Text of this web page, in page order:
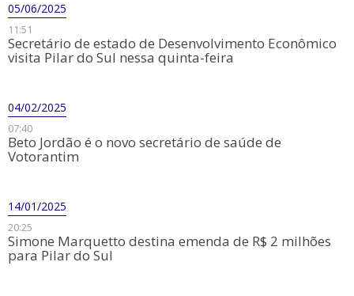
05/06/2025
11:51
Secretário de estado de Desenvolvimento Econômico
visita Pilar do Sul nessa quinta-feira
04/02/2025
07:40
Beto Jordão é o novo secretário de saúde de
Votorantim
14/01/2025
20:25
Simone Marquetto destina emenda de R$ 2 milhões
para Pilar do Sul